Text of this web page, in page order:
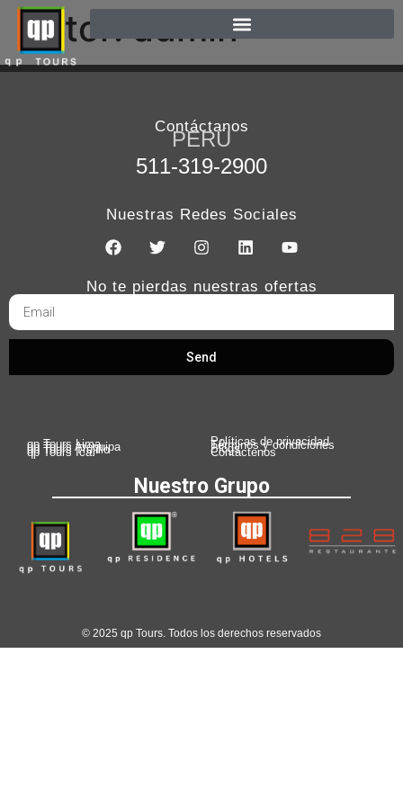
Autor:admin
Contáctanos
PERÚ
511-319-2900
Nuestras Redes Sociales
No te pierdas nuestras ofertas
Send
qp Tours Lima
qp Tours Arequipa
qp Tours Trujillo
qp Tours Ica
Políticas de privacidad
Términos y condiciones
Blogs
Contáctenos
Nuestro Grupo
© 2025 qp Tours. Todos los derechos reservados